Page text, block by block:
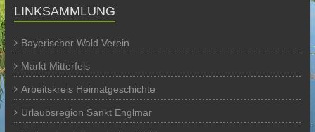
LINKSAMMLUNG
Bayerischer Wald Verein
Markt Mitterfels
Arbeitskreis Heimatgeschichte
Urlaubsregion Sankt Englmar